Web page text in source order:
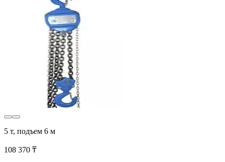
5 т, подъем 6 м
108 370 ₸